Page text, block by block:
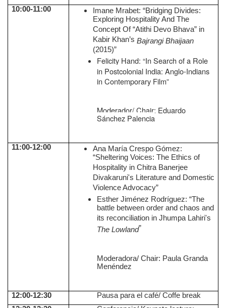
10:00-11:00 Imane Mrabet: “Bridging Divides:
Exploring Hospitality And The
Concept Of “Atithi Devo Bhava” in
Kabir Khan’s Bajrangi Bhaijaan
(2015)”
Felicity Hand: “In Search of a Role
in Postcolonial India: Anglo-Indians
in Contemporary Film”
Moderador/ Chair: Eduardo
Sánchez Palencia
11:00-12:00 Ana María Crespo Gómez:
“Sheltering Voices: The Ethics of
Hospitality in Chitra Banerjee
Divakaruni's Literature and Domestic
Violence Advocacy”
Esther Jiménez Rodríguez: “The
battle between order and chaos and
its reconciliation in Jhumpa Lahiri's
The Lowland”
Moderadora/ Chair: Paula Granda
Menéndez
12:00-12:30
Pausa para el café/ Coffe break